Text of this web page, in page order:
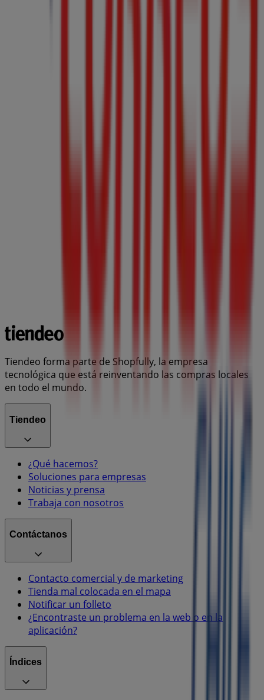
Tiendeo forma parte de Shopfully, la empresa
tecnológica que está reinventando las compras locales
en todo el mundo.
Tiendeo
¿Qué hacemos?
Soluciones para empresas
Noticias y prensa
Trabaja con nosotros
Contáctanos
Contacto comercial y de marketing
Tienda mal colocada en el mapa
Notificar un folleto
¿Encontraste un problema en la web o en la
aplicación?
Índices